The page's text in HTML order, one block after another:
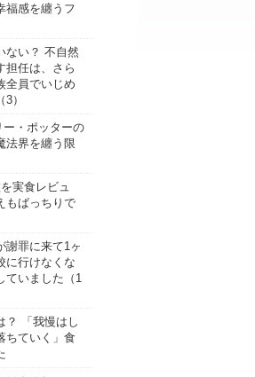
福感を纏うフ
ない？ 不自然
担任は、さら
全員でいじめ
）
ー・ポッターの
法界を纏う限
実食レビュ
もばっちりで
謝罪に来て1ヶ
に行けなくな
ていました（1
？ 「我慢はし
ちていく」食